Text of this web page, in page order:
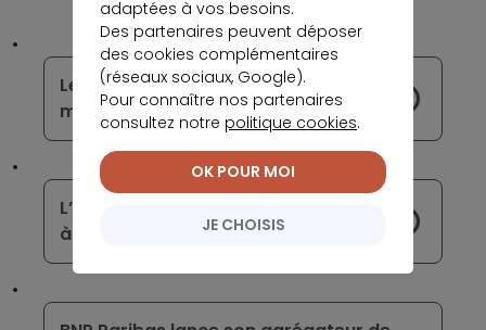
Les GAFA représentent-ils une
menace pour les banques ?
L’intérêt réel des comptes bancaires
à 2 euros
adaptées à vos besoins.
Des partenaires peuvent déposer
des cookies complémentaires
(réseaux sociaux, Google).
Pour connaître nos partenaires
consultez notre politique cookies.
JE CHOISIS
OK POUR MOI